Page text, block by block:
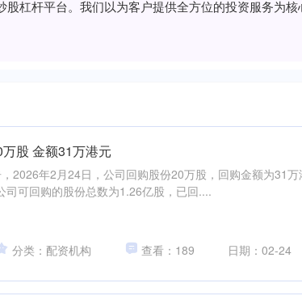
杠杆平台。我们以为客户提供全方位的投资服务为核
股 金额31万港元
2026年2月24日，公司回购股份20万股，回购金额为31万
司可回购的股份总数为1.26亿股，已回....
分类：配资机构 查看：189 日期：02-24